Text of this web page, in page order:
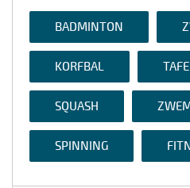
BADMINTON
KORFBAL
SQUASH
SPINNING